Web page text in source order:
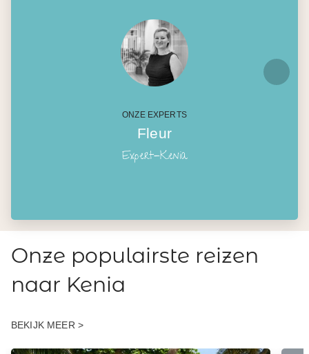
ONZE EXPERTS
Fleur
Expert-Kenia
Onze populairste reizen
naar Kenia
BEKIJK MEER >